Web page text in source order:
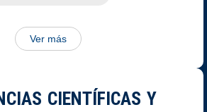
Ver más
CIENTÍFICAS Y